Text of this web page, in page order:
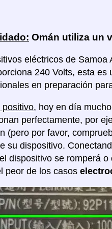
Omán utiliza un
eléctricos de
240 Volts, esta
en preparación
positivo, hoy en día
perfectamente, por
(pero por favor,
su dispositivo.
dispositivo se romperá
peor de los casos